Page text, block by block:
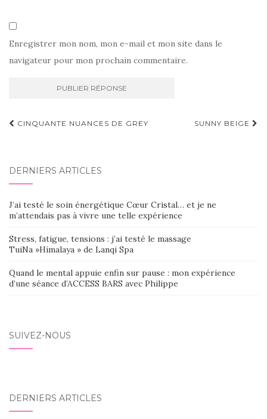
Enregistrer mon nom, mon e-mail et mon site dans le
navigateur pour mon prochain commentaire.
Navigation
CINQUANTE NUANCES DE GREY SUNNY BEIGE
DERNIERS ARTICLES
J’ai testé le soin énergétique Cœur Cristal… et je ne
m’attendais pas à vivre une telle expérience
Stress, fatigue, tensions : j’ai testé le massage
TuiNa »Himalaya » de Lanqi Spa
Quand le mental appuie enfin sur pause : mon expérience
d’une séance d’ACCESS BARS avec Philippe
SUIVEZ-NOUS
DERNIERS ARTICLES